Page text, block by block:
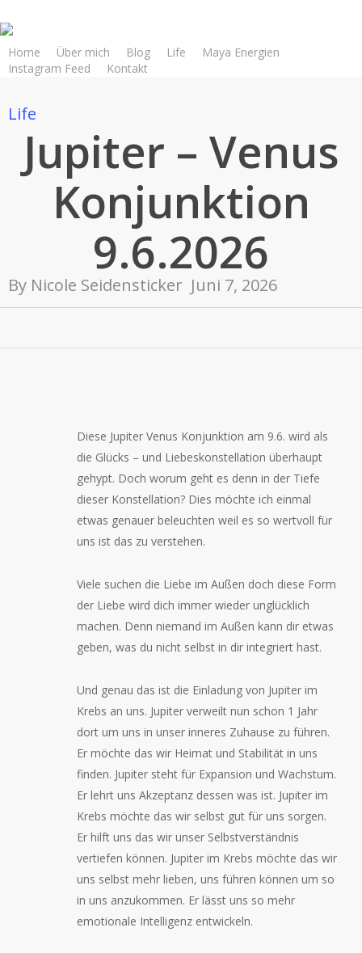
to
main
content
Home Über mich Blog Life
Maya Energien
Instagram Feed
Kontakt
Life
Jupiter – Venus
Konjunktion
9.6.2026
By Nicole Seidensticker Juni 7, 2026
Diese Jupiter Venus Konjunktion am 9.6. wird als
die Glücks – und Liebeskonstellation überhaupt
gehypt. Doch worum geht es denn in der Tiefe
dieser Konstellation? Dies möchte ich einmal
etwas genauer beleuchten weil es so wertvoll für
uns ist das zu verstehen.
Viele suchen die Liebe im Außen doch diese Form
der Liebe wird dich immer wieder unglücklich
machen. Denn niemand im Außen kann dir etwas
geben, was du nicht selbst in dir integriert hast.
Und genau das ist die Einladung von Jupiter im
Krebs an uns. Jupiter verweilt nun schon 1 Jahr
dort um uns in unser inneres Zuhause zu führen.
Er möchte das wir Heimat und Stabilität in uns
finden. Jupiter steht für Expansion und Wachstum.
Er lehrt uns Akzeptanz dessen was ist. Jupiter im
Krebs möchte das wir selbst gut für uns sorgen.
Er hilft uns das wir unser Selbstverständnis
vertiefen können. Jupiter im Krebs möchte das wir
uns selbst mehr lieben, uns führen können um so
in uns anzukommen. Er lässt uns so mehr
emotionale Intelligenz entwickeln.